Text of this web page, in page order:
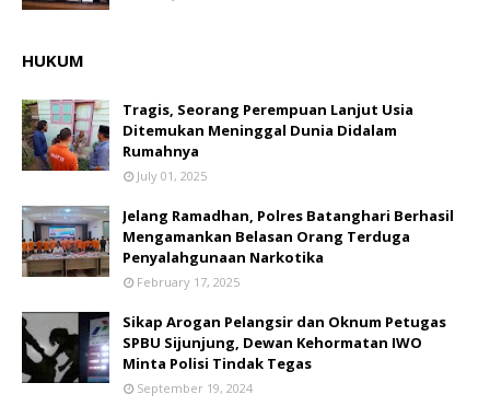
HUKUM
Tragis, Seorang Perempuan Lanjut Usia
Ditemukan Meninggal Dunia Didalam
Rumahnya
July 01, 2025
Jelang Ramadhan, Polres Batanghari Berhasil
Mengamankan Belasan Orang Terduga
Penyalahgunaan Narkotika
February 17, 2025
Sikap Arogan Pelangsir dan Oknum Petugas
SPBU Sijunjung, Dewan Kehormatan IWO
Minta Polisi Tindak Tegas
September 19, 2024